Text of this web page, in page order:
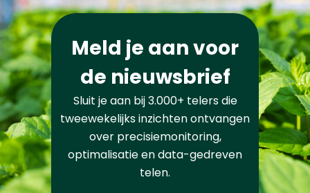
Meld je aan voor
de nieuwsbrief
Sluit je aan bij 3.000+ telers die
tweewekelijks inzichten ontvangen
over precisiemonitoring,
optimalisatie en data-gedreven
telen.